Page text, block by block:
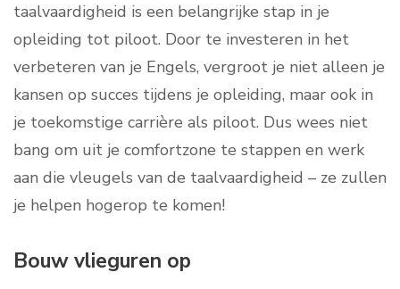
taalvaardigheid is een belangrijke stap in je
opleiding tot piloot. Door te investeren in het
verbeteren van je Engels, vergroot je niet alleen je
kansen op succes tijdens je opleiding, maar ook in
je toekomstige carrière als piloot. Dus wees niet
bang om uit je comfortzone te stappen en werk
aan die vleugels van de taalvaardigheid – ze zullen
je helpen hogerop te komen!
Bouw vlieguren op